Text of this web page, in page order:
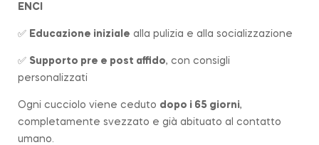
ENCI
✅ Educazione iniziale alla pulizia e alla socializzazione
✅ Supporto pre e post affido, con consigli
personalizzati
Ogni cucciolo viene ceduto dopo i 65 giorni,
completamente svezzato e già abituato al contatto
umano.